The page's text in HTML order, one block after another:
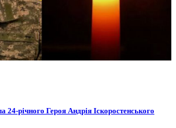
24-річного Героя Андрія Іскоростенського